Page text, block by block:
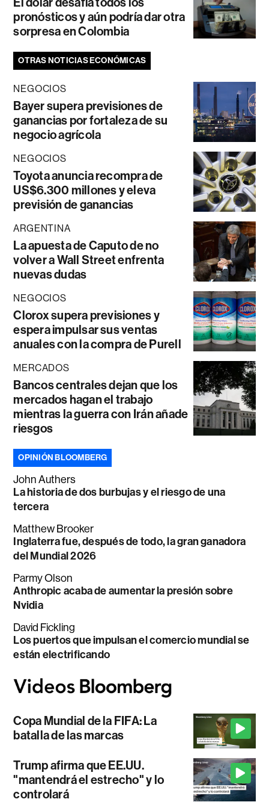
pronósticos y aún podría dar otra
sorpresa en Colombia
OTRAS NOTICIAS ECONÓMICAS
NEGOCIOS
Bayer supera previsiones de
ganancias por fortaleza de su
negocio agrícola
NEGOCIOS
Toyota anuncia recompra de
US$6.300 millones y eleva
previsión de ganancias
ARGENTINA
La apuesta de Caputo de no
volver a Wall Street enfrenta
nuevas dudas
NEGOCIOS
Clorox supera previsiones y
espera impulsar sus ventas
anuales con la compra de Purell
MERCADOS
Bancos centrales dejan que los
mercados hagan el trabajo
mientras la guerra con Irán añade
riesgos
OPINIÓN BLOOMBERG
John Authers
La historia de dos burbujas y el riesgo de una
tercera
Matthew Brooker
Inglaterra fue, después de todo, la gran ganadora
del Mundial 2026
Parmy Olson
Anthropic acaba de aumentar la presión sobre
Nvidia
David Fickling
Los puertos que impulsan el comercio mundial se
están electrificando
Copa Mundial de la FIFA: La
batalla de las marcas
Trump afirma que EE.UU.
"mantendrá el estrecho" y lo
controlará